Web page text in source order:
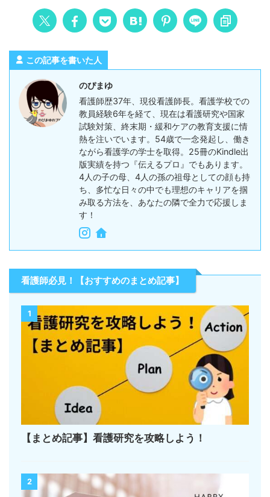
この記事を書いた人
のぴまゆ
看護師歴37年、現役看護師長。看護学校での
教員経験6年を経て、現在は看護研究や国家
試験対策、終末期・緩和ケアの教育支援に情
熱を注いでいます。54歳で一念発起し、働き
ながら看護学の学士を取得。25冊のKindle出
版実績を持つ『伝えるプロ』でもあります。
4人の子の母、4人の孫の祖母としての顔も持
ち、多忙な日々の中でも理想のキャリアを掴
み取る方法を、あなたの隣で全力で応援しま
す！
看護師必見！【おすすめのまとめ記事】
1
【まとめ記事】看護研究を攻略しよう！
2